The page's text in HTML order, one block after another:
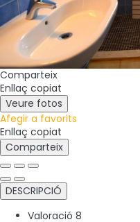
Comparteix
Enllaç copiat
Veure fotos
Afegir a favorits
Enllaç copiat
Comparteix
DESCRIPCIÓ
Valoració 8